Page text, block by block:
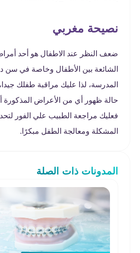
نصيحة مغربي
ضعف النظر عند الاطفال هو أحد
الشائعة بين الأطفال وخاصة في سن
المدرسة، لذا عليك مراقبة طفلك
حالة ظهور أي من الأعراض المذكورة
فعليك مراجعة الطبيب علي الفور
المشكلة ومعالجة الطفل مبكرًا.
المدونات ذات الصلة